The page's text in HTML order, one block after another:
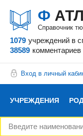
Ф
Справочник
1079 учреждений в
38589 комментариев
Вход в личный
УЧРЕЖДЕНИЯ
НОВОСТИ БЛОГ